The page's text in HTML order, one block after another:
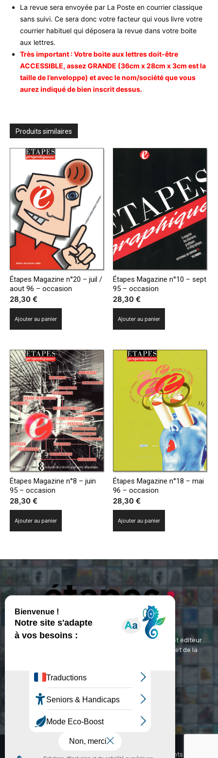
La revue sera envoyée par La Poste en courrier classique
sans suivi. Ce sera donc votre facteur qui vous livre votre
courrier habituel qui déposera la revue dans votre boite
aux lettres.
Très important : Votre boite aux lettres doit-être
ACCESSIBLE, assez GRANDE (36cm x 28cm x 3cm est la
taille de l’enveloppe) et avec le nom/société que vous
aurez indiqué de bien inscrit dessus.
Produits similaires
Étapes Magazine n°20 – juil /
aout 96 – occasion
28,30 €
Ajouter au panier
Étapes Magazine n°10 – sept
95 – occasion
28,30€
Ajouter au panier
Étapes Magazine n°8 – juin
95 – occasion
28,30 €
Ajouter au panier
Étapes Magazine n°18 – mai
96 – occasion
28,30€
Ajouter au panier
ETAPES : Magazine Média de référence depuis 1994 et éditeur
spécialisé dans les domaines du design, de l'image et de la
Contact : contact@etapes.com
© Copyright - Etapes : Magazine (1994-2026)
Accueil
Video Abonnements